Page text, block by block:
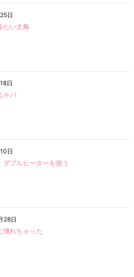
日
たい文鳥
日
キバ
日
ダブルヒーターを使う
28日
壊れちゃった